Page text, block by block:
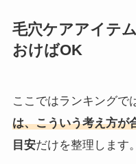
毛穴ケアアイテ
おけばOK
ここではランキングで
は、こういう考え方が
目安だけを整理します。